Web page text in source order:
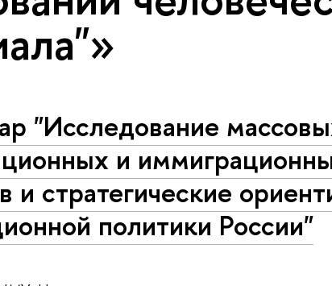
"Исследование
и
и стратегические
политики России"